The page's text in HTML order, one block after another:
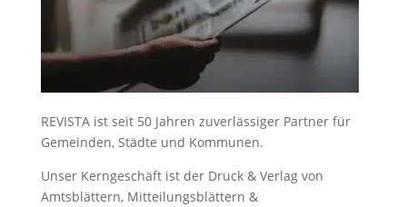
REVISTA ist seit 50 Jahren zuverlässiger Partner für
Gemeinden, Städte und Kommunen.
Unser Kerngeschäft ist der Druck & Verlag von
Amtsblättern, Mitteilungsblättern &